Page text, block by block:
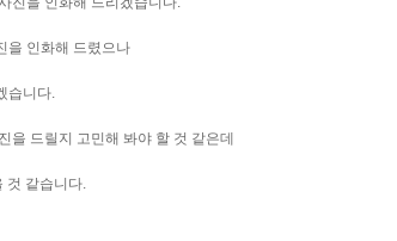
을 인화해 드렸으나
습니다.
을 드릴지 고민해 봐야 할 것 같은데
것 같습니다.